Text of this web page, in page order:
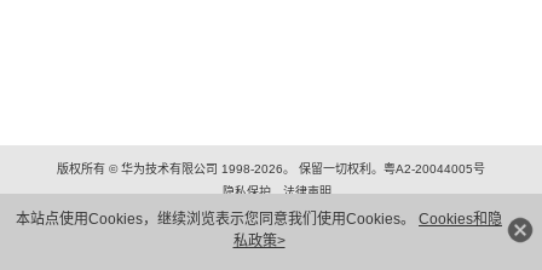
本站点使用Cookies，继续浏览表示您同意我们使用Cookies。 Cookies和隐
私政策>
版权所有 © 华为技术有限公司 1998-2026。 保留一切权利。粤A2-20044005号
隐私保护
法律声明